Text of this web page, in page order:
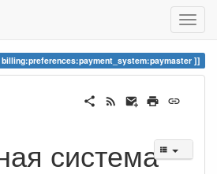
billing:preferences:payment_system:paymaster
система